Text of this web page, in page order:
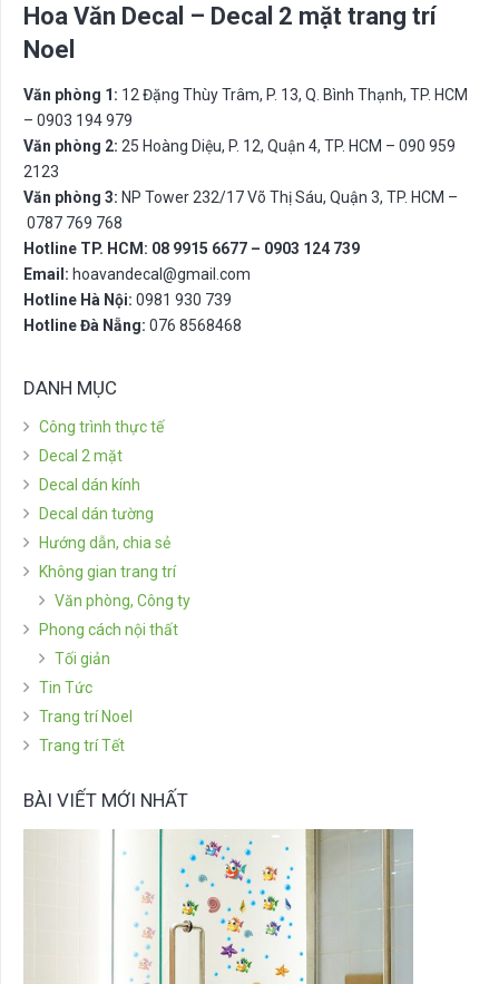
Hoa Văn Decal – Decal 2 mặt trang trí
Noel
Văn phòng 1: 12 Đặng Thùy Trâm, P. 13, Q. Bình Thạnh, TP. HCM
– 0903 194 979
Văn phòng 2: 25 Hoàng Diệu, P. 12, Quận 4, TP. HCM – 090 959
2123
Văn phòng 3: NP Tower 232/17 Võ Thị Sáu, Quận 3, TP. HCM –
0787 769 768
Hotline TP. HCM: 08 9915 6677 – 0903 124 739
Email: hoavandecal@gmail.com
Hotline Hà Nội: 0981 930 739
Hotline Đà Nẵng: 076 8568468
DANH MỤC
Công trình thực tế
Decal 2 mặt
Decal dán kính
Decal dán tường
Hướng dẫn, chia sẻ
Không gian trang trí
Văn phòng, Công ty
Phong cách nội thất
Tối giản
Tin Tức
Trang trí Noel
Trang trí Tết
BÀI VIẾT MỚI NHẤT